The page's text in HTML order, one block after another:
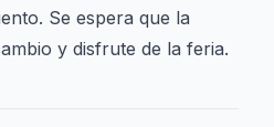
Se espera que la
y disfrute de la feria.